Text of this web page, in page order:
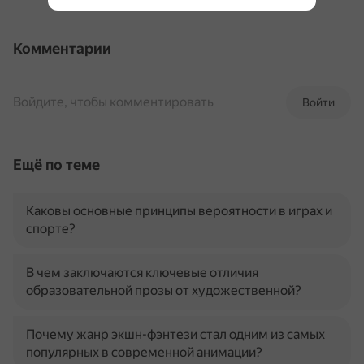
Комментарии
Войти
Войдите, чтобы комментировать
Ещё по теме
Каковы основные принципы вероятности в играх и
спорте?
В чем заключаются ключевые отличия
образовательной прозы от художественной?
Почему жанр экшн-фэнтези стал одним из самых
популярных в современной анимации?